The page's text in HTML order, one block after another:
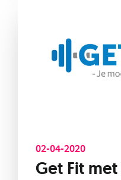
02-04-2020
Get Fit